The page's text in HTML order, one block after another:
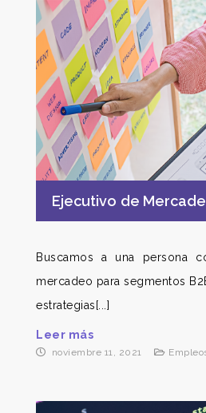
Ejecutivo de
Buscamos a una persona
mercadeo para segmentos
estrategias[...]
Leer más
noviembre 11, 2021